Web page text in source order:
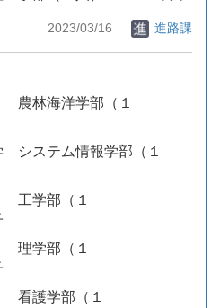
2023/03/16 進路課
洋学部（１
システム情報学部（１
部（１
（１
学部（１